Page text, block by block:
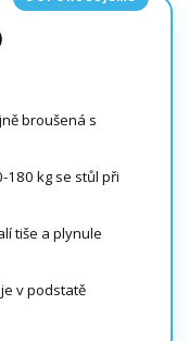
broušená s
180 kg se stůl při
tiše a plynule
v podstatě